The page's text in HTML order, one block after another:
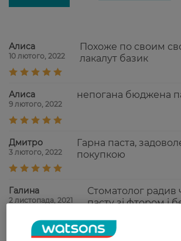
Алиса
10 лютого, 2022
Похоже по своим
лакалут базик
Алиса
9 лютого, 2022
непогана бюджена
Дмитро
3 лютого, 2022
Гарна паста,
покупкою
Галина
2 листопада, 2021
Стоматолог радив
пасту зі фтором і
зубні пасти